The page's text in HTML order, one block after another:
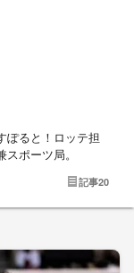
ぽると！ロッテ担
ポーツ局。
記事20